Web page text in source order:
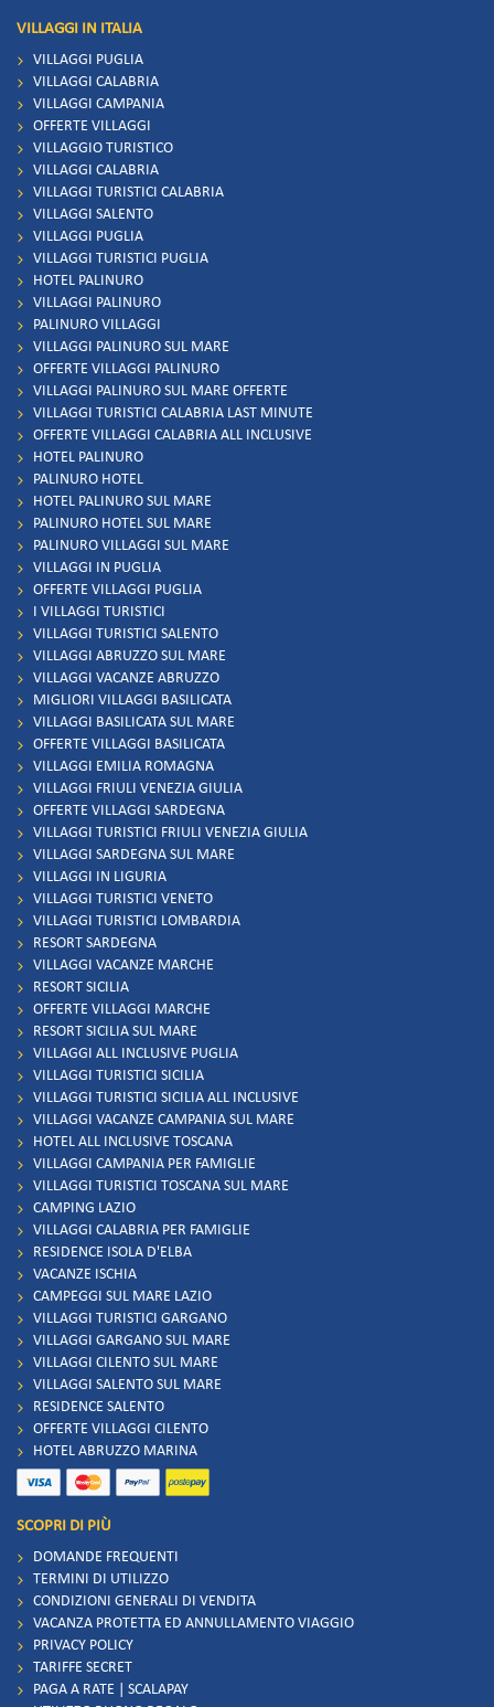
VILLAGGI IN ITALIA
VILLAGGI PUGLIA
VILLAGGI CALABRIA
VILLAGGI CAMPANIA
OFFERTE VILLAGGI
VILLAGGIO TURISTICO
VILLAGGI CALABRIA
VILLAGGI TURISTICI CALABRIA
VILLAGGI SALENTO
VILLAGGI PUGLIA
VILLAGGI TURISTICI PUGLIA
HOTEL PALINURO
VILLAGGI PALINURO
PALINURO VILLAGGI
VILLAGGI PALINURO SUL MARE
OFFERTE VILLAGGI PALINURO
VILLAGGI PALINURO SUL MARE OFFERTE
VILLAGGI TURISTICI CALABRIA LAST MINUTE
OFFERTE VILLAGGI CALABRIA ALL INCLUSIVE
HOTEL PALINURO
PALINURO HOTEL
HOTEL PALINURO SUL MARE
PALINURO HOTEL SUL MARE
PALINURO VILLAGGI SUL MARE
VILLAGGI IN PUGLIA
OFFERTE VILLAGGI PUGLIA
I VILLAGGI TURISTICI
VILLAGGI TURISTICI SALENTO
VILLAGGI ABRUZZO SUL MARE
VILLAGGI VACANZE ABRUZZO
MIGLIORI VILLAGGI BASILICATA
VILLAGGI BASILICATA SUL MARE
OFFERTE VILLAGGI BASILICATA
VILLAGGI EMILIA ROMAGNA
VILLAGGI FRIULI VENEZIA GIULIA
OFFERTE VILLAGGI SARDEGNA
VILLAGGI TURISTICI FRIULI VENEZIA GIULIA
VILLAGGI SARDEGNA SUL MARE
VILLAGGI IN LIGURIA
VILLAGGI TURISTICI VENETO
VILLAGGI TURISTICI LOMBARDIA
RESORT SARDEGNA
VILLAGGI VACANZE MARCHE
RESORT SICILIA
OFFERTE VILLAGGI MARCHE
RESORT SICILIA SUL MARE
VILLAGGI ALL INCLUSIVE PUGLIA
VILLAGGI TURISTICI SICILIA
VILLAGGI TURISTICI SICILIA ALL INCLUSIVE
VILLAGGI VACANZE CAMPANIA SUL MARE
HOTEL ALL INCLUSIVE TOSCANA
VILLAGGI CAMPANIA PER FAMIGLIE
VILLAGGI TURISTICI TOSCANA SUL MARE
CAMPING LAZIO
VILLAGGI CALABRIA PER FAMIGLIE
RESIDENCE ISOLA D'ELBA
VACANZE ISCHIA
CAMPEGGI SUL MARE LAZIO
VILLAGGI TURISTICI GARGANO
VILLAGGI GARGANO SUL MARE
VILLAGGI CILENTO SUL MARE
VILLAGGI SALENTO SUL MARE
RESIDENCE SALENTO
OFFERTE VILLAGGI CILENTO
HOTEL ABRUZZO MARINA
SCOPRI DI PIÙ
DOMANDE FREQUENTI
TERMINI DI UTILIZZO
CONDIZIONI GENERALI DI VENDITA
VACANZA PROTETTA ED ANNULLAMENTO VIAGGIO
PRIVACY POLICY
TARIFFE SECRET
PAGA A RATE | SCALAPAY